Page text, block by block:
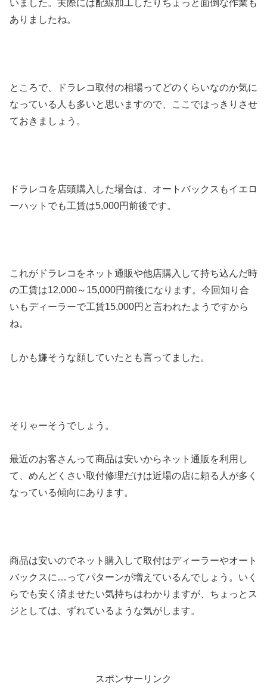
いました。実際には配線加工したりちょっと面倒な作業も
ありましたね。
ところで、ドラレコ取付の相場ってどのくらいなのか気に
なっている人も多いと思いますので、ここではっきりさせ
ておきましょう。
ドラレコを店頭購入した場合は、 オートバックスもイエロ
ーハットでも工賃は5,000円前後です。
これがドラレコをネット通販や他店購入して持ち込んだ時
の工賃は12,000～15,000円前後になります。今回知り合
いもディーラーで工賃15,000円と言われたようですから
ね。
しかも嫌そうな顔していたとも言ってました。
そりゃーそうでしょう。
最近のお客さんって商品は安いからネット通販を利用し
て、めんどくさい取付修理だけは近場の店に頼る人が多く
なっている傾向にあります。
商品は安いのでネット購入して取付はディーラーやオート
バックスに…ってパターンが増えているんでしょう。いく
らでも安く済ませたい気持ちはわかりますが、ちょっとス
ジとしては、ずれているような気がします。
スポンサーリンク